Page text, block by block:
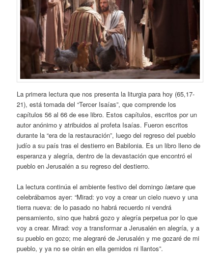
La primera lectura que nos presenta la liturgia para hoy (65,17-
21), está tomada del “Tercer Isaías”, que comprende los
capítulos 56 al 66 de ese libro. Estos capítulos, escritos por un
autor anónimo y atribuidos al profeta Isaías. Fueron escritos
durante la “era de la restauración”, luego del regreso del pueblo
judío a su país tras el destierro en Babilonia. Es un libro lleno de
esperanza y alegría, dentro de la devastación que encontró el
pueblo en Jerusalén a su regreso del destierro.
La lectura continúa el ambiente festivo del domingolætare que
celebrábamos ayer: “Mirad: yo voy a crear un cielo nuevo y una
tierra nueva: de lo pasado no habrá recuerdo ni vendrá
pensamiento, sino que habrá gozo y alegría perpetua por lo que
voy a crear. Mirad: voy a transformar a Jerusalén en alegría, y a
su pueblo en gozo; me alegraré de Jerusalén y me gozaré de mi
pueblo, y ya no se oirán en ella gemidos ni llantos”.